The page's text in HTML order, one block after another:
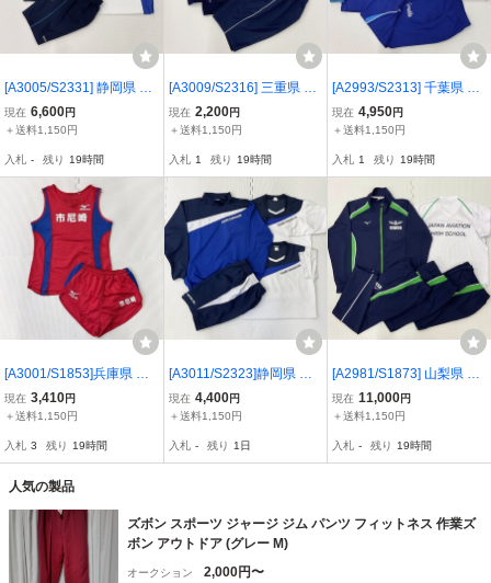
[A3005/S2331] 静岡県 東
海大学付属静岡翔洋高校
体操着 3点 /長袖,ハーフパ
E/ジャージ/体操服/女子卒
業生品
現在 6,600円
＋送料1,150円
入札 - 残り 19時間
[A3009/S2316] 三重県 四
日市市立大池中学校 体操
着 2点 /長袖,ハーフパン
体操着/女子卒業生品
現在 2,200円
＋送料1,150円
入札 1 残り 19時間
[A2993/S2313] 千葉県 船
橋市立葛飾中学校 体操着
4点 /長袖,長ズボン:M/半袖
ジャージ/体操服/女子卒業
現在 4,950円
＋送料1,150円
入札 1 残り 19時間
[A3001/S1853]兵庫県 尼
崎市立尼崎高校 部活着 2
点 /陸上部/陸上競技/ユニ
ツ/MIZUNO/赤/競技/大会/
現在 3,410円
＋送料1,150円
入札 3 残り 19時間
[A3011/S2323]静岡県 静
岡大学教育学部附属浜松
中学校 体操着 4点 /長袖,
トレシャツ:S/体操服/女子
現在 4,400円
＋送料1,150円
入札 - 残り 1日
[A2981/S1873] 山梨県 日
本航空高校 体操着 5点 /長
袖,半袖,長ズボン,ハーフ
ージ/体操服/男子短期間着
現在 11,000円
＋送料1,150円
入札 - 残り 19時間
人気の製品
ズボン スポーツ ジャージ ジム パンツ フィットネス 作業ズ
ボン アウトドア (グレー M)
オークション 2,000円〜